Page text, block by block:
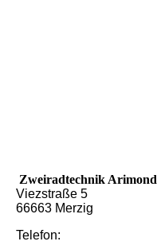
Zweiradtechnik Arimond
Viezstraße 5
66663 Merzig
Telefon: